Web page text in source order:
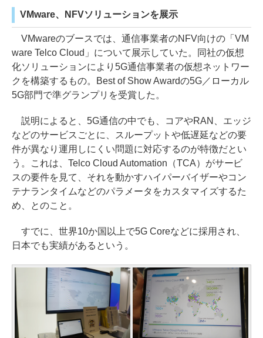
VMware、NFVソリューションを展示
VMwareのブースでは、通信事業者のNFV向けの「VM
ware Telco Cloud」について展示していた。同社の仮想
化ソリューションにより5G通信事業者の仮想ネットワー
クを構築するもの。Best of Show Awardの5G／ローカル
5G部門で準グランプリを受賞した。
説明によると、5G通信の中でも、コアやRAN、エッジ
などのサービスごとに、スループットや低遅延などの要
件が異なり運用しにくい問題に対応するのが特徴だとい
う。これは、Telco Cloud Automation（TCA）がサービ
スの要件を見て、それを動かすハイパーバイザーやコン
テナランタイムなどのパラメータをカスタマイズするた
め、とのこと。
すでに、世界10か国以上で5G Coreなどに採用され、
日本でも実績があるという。